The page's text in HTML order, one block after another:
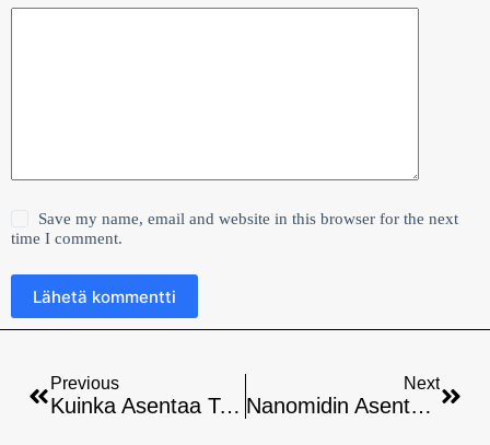
Save my name, email and website in this browser for the next
time I comment.
Lähetä kommentti
Previous
Kuinka Asentaa Televizo Firestickiin: Helppo Opas
Next
Nanomidin Asentaminen Firestickiin: Helppo Opas